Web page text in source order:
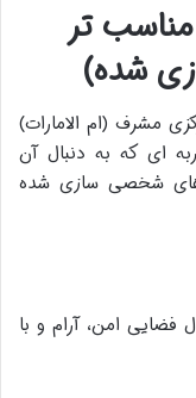
تر
شده)
مشرف (ام الامارات)
ای که به دنبال آن
های شخصی سازی شده
فضایی امن، آرام و با